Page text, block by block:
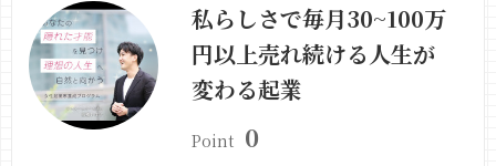
私らしさで毎月30~100万
円以上売れ続ける人生が
変わる起業
Point 0